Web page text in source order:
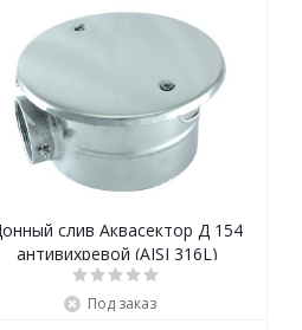
слив Аквасектор Д 154
антивихревой (AISI 316L)
Под заказ